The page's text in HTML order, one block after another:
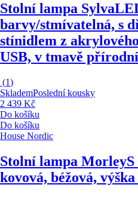
Stolní lampa Sylva
barvy/stmívatelná, s
stínidlem z
USB, v tmavě
(1)
SklademPoslední kousky
2 439 Kč
Do košíku
Do košíku
House Nordic
Stolní lampa Morley
kovová, béžová,